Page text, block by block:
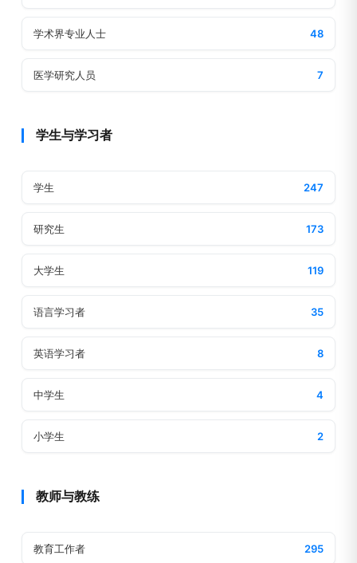
学术界专业人士 48
医学研究人员 7
学生与学习者
学生 247
研究生 173
大学生 119
语言学习者 35
英语学习者 8
中学生 4
小学生 2
教师与教练
教育工作者 295